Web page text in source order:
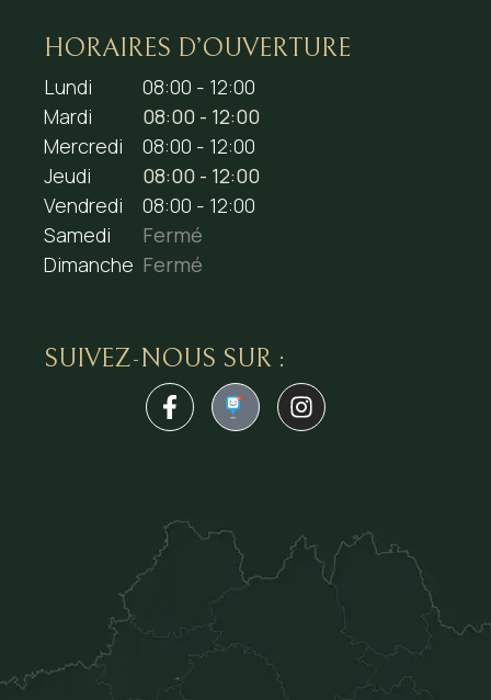
HORAIRES D’OUVERTURE
Lundi
08:00 - 12:00
Mardi
08:00 - 12:00
Mercredi
08:00 - 12:00
Jeudi
08:00 - 12:00
Vendredi
08:00 - 12:00
Samedi
Fermé
Dimanche Fermé
SUIVEZ-NOUS SUR :
1